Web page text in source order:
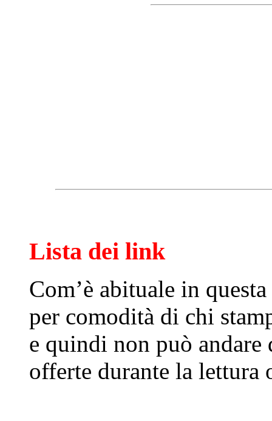
Lista dei link
Com’è abituale in
per comodità di chi
e quindi non può andare
offerte durante la lettura